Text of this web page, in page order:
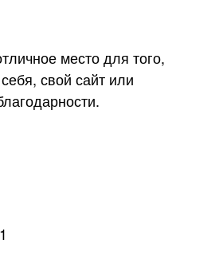
o
в
У
место для того,
свой сайт или